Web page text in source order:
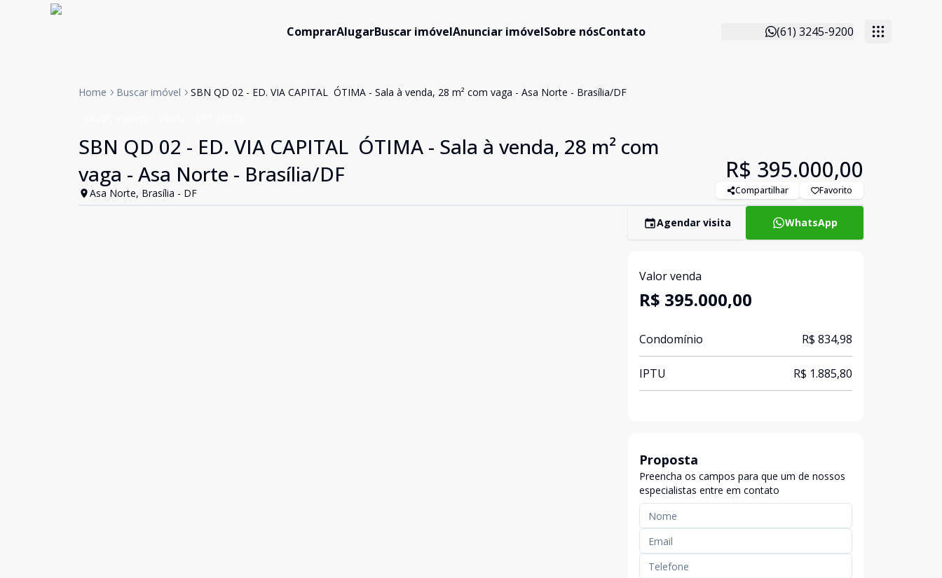
ComprarAlugarBuscar imóvelAnunciar imóvelSobre nósContato (61) 3245-9200
Home Buscar imóvel SBN QD 02 - ED. VIA CAPITAL  ÓTIMA - Sala à venda, 28 m² com vaga - Asa Norte - Brasília/DF
SBN QD 02 - ED. VIA CAPITAL  ÓTIMA - Sala à venda, 28 m² com
vaga - Asa Norte - Brasília/DF
Asa Norte, Brasília - DF
R$ 395.000,00
Compartilhar Favorito
Agendar visita WhatsApp
Valor venda
R$ 395.000,00
Condomínio R$ 834,98
IPTU R$ 1.885,80
Proposta
Preencha os campos para que um de nossos
especialistas entre em contato